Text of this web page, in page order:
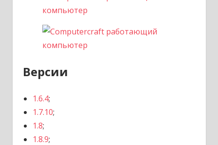
Версии
1.6.4;
1.7.10;
1.8;
1.8.9;